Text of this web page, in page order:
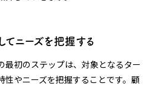
てニーズを把握する
最初のステップは、対象となるター
性やニーズを把握することです。顧